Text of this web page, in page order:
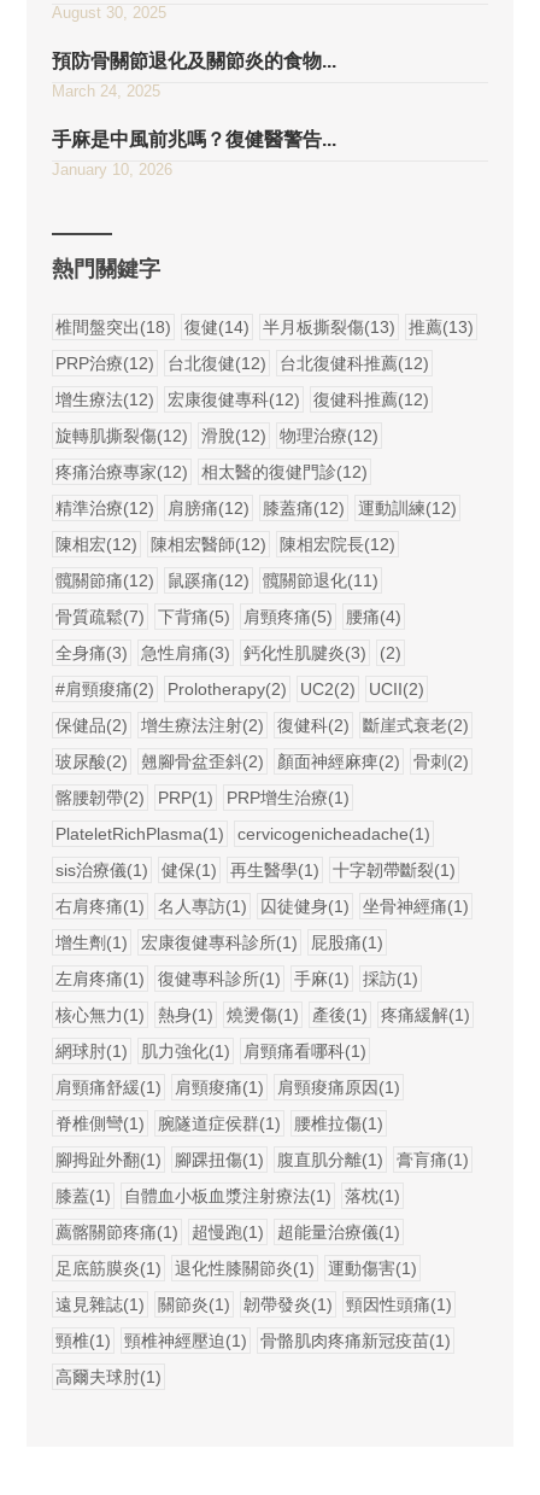
August 30, 2025
預防骨關節退化及關節炎的食物...
March 24, 2025
手麻是中風前兆嗎？復健醫警告...
January 10, 2026
熱門關鍵字
椎間盤突出(18) 復健(14) 半月板撕裂傷(13)
推薦(13)
PRP治療(12)
台北復健(12)
台北復健科推薦(12)
增生療法(12)
宏康復健專科(12)
復健科推薦(12)
旋轉肌撕裂傷(12)
滑脫(12)
物理治療(12)
疼痛治療專家(12)
相太醫的復健門診(12)
精準治療(12)
肩膀痛(12) 膝蓋痛(12)
運動訓練(12)
陳相宏(12)
陳相宏醫師(12)
陳相宏院長(12)
髖關節痛(12)
鼠蹊痛(12)
髖關節退化(11)
骨質疏鬆(7)
下背痛(5) 肩頸疼痛(5)
腰痛(4)
全身痛(3)
急性肩痛(3) 鈣化性肌腱炎(3)
(2)
#肩頸痠痛(2)
Prolotherapy(2) UC2(2)
UCII(2)
保健品(2)
增生療法注射(2) 復健科(2)
斷崖式衰老(2)
玻尿酸(2)
翹腳骨盆歪斜(2) 顏面神經麻痺(2)
骨刺(2)
髂腰韌帶(2)
PRP(1)
PRP增生治療(1)
PlateletRichPlasma(1)
cervicogenicheadache(1)
sis治療儀(1)
健保(1) 再生醫學(1)
十字韌帶斷裂(1)
右肩疼痛(1)
名人專訪(1) 囚徒健身(1)
坐骨神經痛(1)
增生劑(1)
宏康復健專科診所(1)
屁股痛(1)
左肩疼痛(1)
復健專科診所(1) 手麻(1)
採訪(1)
核心無力(1)
熱身(1) 燒燙傷(1) 產後(1)
疼痛緩解(1)
網球肘(1)
肌力強化(1)
肩頸痛看哪科(1)
肩頸痛舒緩(1)
肩頸痠痛(1)
肩頸痠痛原因(1)
脊椎側彎(1)
腕隧道症侯群(1)
腰椎拉傷(1)
腳拇趾外翻(1)
腳踝扭傷(1) 腹直肌分離(1)
膏肓痛(1)
膝蓋(1)
自體血小板血漿注射療法(1)
落枕(1)
薦髂關節疼痛(1)
超慢跑(1)
超能量治療儀(1)
足底筋膜炎(1)
退化性膝關節炎(1)
運動傷害(1)
遠見雜誌(1)
關節炎(1) 韌帶發炎(1)
頸因性頭痛(1)
頸椎(1)
頸椎神經壓迫(1)
骨骼肌肉疼痛新冠疫苗(1)
高爾夫球肘(1)